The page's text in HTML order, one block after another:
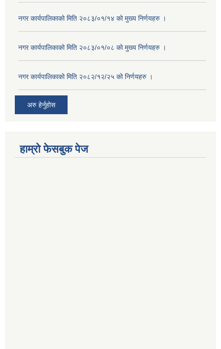
नगर कार्यपालिकाको मिति २०८३/०१/१४ को मुख्य निर्णयहरु ।
नगर कार्यपालिकाको मिति २०८३/०१/०८ को मुख्य निर्णयहरु ।
नगर कार्यपालिकाको मिति २०८२/१२/२५ को निर्णयहरु ।
अरु हेर्नुहोस
हाम्रो फेसबुक पेज